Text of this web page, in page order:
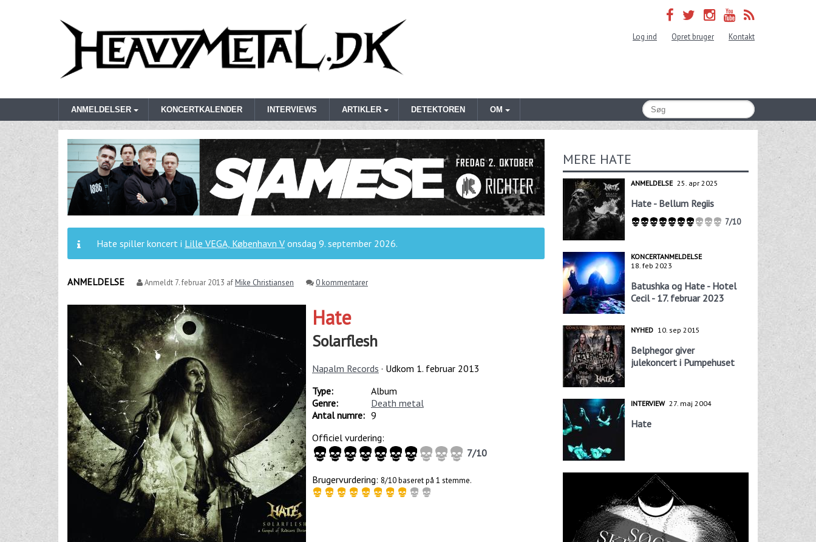
Log ind Opret bruger Kontakt
ANMELDELSER KONCERTKALENDER INTERVIEWS ARTIKLER DETEKTOREN OM
Hate spiller koncert i Lille VEGA, København V onsdag 9. september 2026.
ANMELDELSE Anmeldt 7. februar 2013 afMike Christiansen 0 kommentarer
Hate
Solarflesh
Napalm Records · Udkom 1. februar 2013
Type:
Album
Genre:
Death metal
Antal numre: 9
Officiel vurdering:
7/10
Brugervurdering: 8/10 baseret på 1 stemme.
MERE HATE
ANMELDELSE 25. apr 2025
Hate - Bellum Regiis
7/10
KONCERTANMELDELSE
18. feb 2023
Batushka og Hate - Hotel
Cecil - 17. februar 2023
NYHED 10. sep 2015
Belphegor giver
julekoncert i Pumpehuset
INTERVIEW 27. maj 2004
Hate